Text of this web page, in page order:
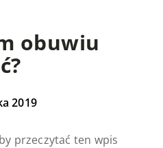
obuwiu
2019
przeczytać ten wpis